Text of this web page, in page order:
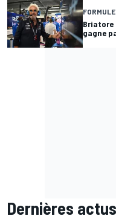
FORMULE
Briatore
gagne
Dernières actus